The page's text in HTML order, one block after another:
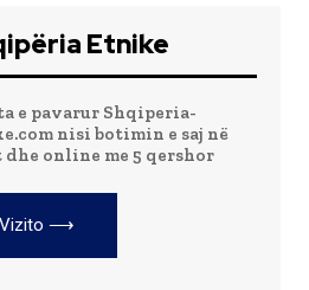
Etnike
e pavarur Shqiperia-
nisi botimin e saj në
online me 5 qershor
Vizito ⟶